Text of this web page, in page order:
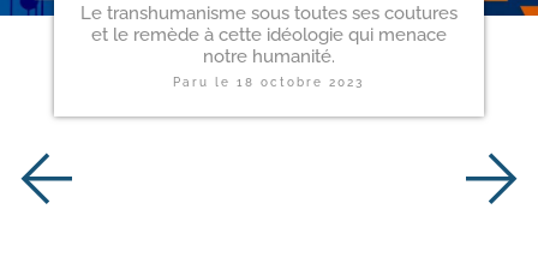
Le transhumanisme sous toutes ses coutures
et le remède à cette idéologie qui menace
notre humanité.
Paru le18 octobre 2023